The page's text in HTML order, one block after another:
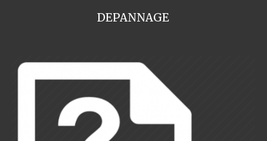
DEPANNAGE